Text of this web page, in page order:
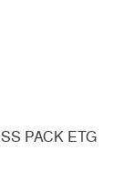
PACK ETG